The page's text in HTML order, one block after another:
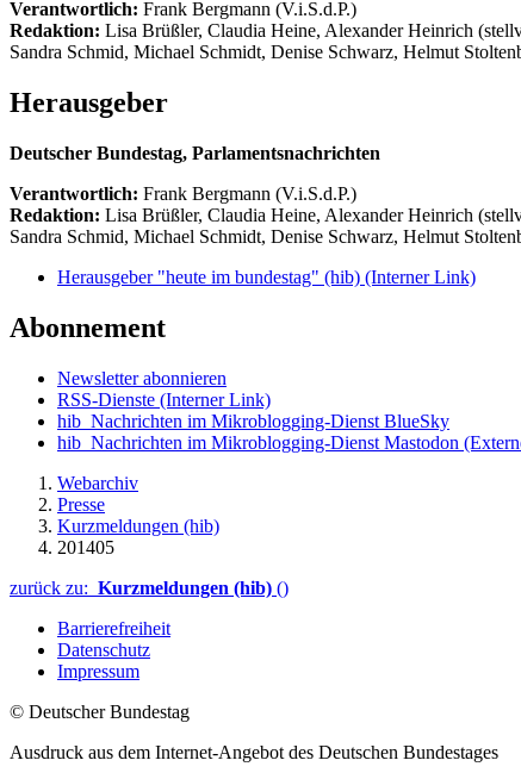
Verantwortlich: Frank Bergmann (V.i.S.d.P.)
Redaktion: Lisa Brüßler, Claudia Heine, Alexander Heinrich
Sandra Schmid, Michael Schmidt, Denise Schwarz, Helmut
Herausgeber
Deutscher Bundestag, Parlamentsnachrichten
Verantwortlich: Frank Bergmann (V.i.S.d.P.)
Redaktion: Lisa Brüßler, Claudia Heine, Alexander Heinrich
Sandra Schmid, Michael Schmidt, Denise Schwarz, Helmut
Herausgeber "heute im bundestag" (hib) (Interner Link)
Abonnement
Newsletter abonnieren
RSS-Dienste (Interner Link)
hib_Nachrichten im Mikroblogging-Dienst BlueSky
hib_Nachrichten im Mikroblogging-Dienst Mastodon
Webarchiv
Presse
Kurzmeldungen (hib)
201405
zurück zu: Kurzmeldungen (hib) ()
Barrierefreiheit
Datenschutz
Impressum
© Deutscher Bundestag
Ausdruck aus dem Internet-Angebot des Deutschen Bundestages